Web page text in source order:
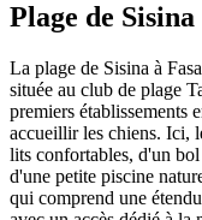
Plage de Sisina
La plage de Sisina à
située au club de plage
premiers établissements
accueillir les chiens. Ici,
lits confortables, d'un
d'une petite piscine
qui comprend une